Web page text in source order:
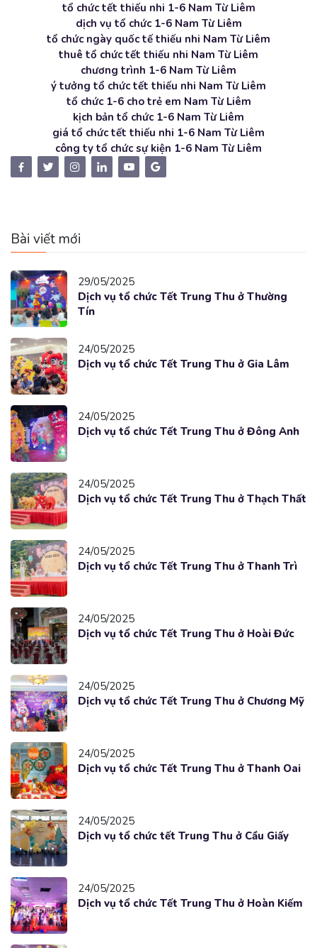
tổ chức tết thiếu nhi 1-6 Nam Từ Liêm
dịch vụ tổ chức 1-6 Nam Từ Liêm
tổ chức ngày quốc tế thiếu nhi Nam Từ Liêm
thuê tổ chức tết thiếu nhi Nam Từ Liêm
chương trình 1-6 Nam Từ Liêm
ý tưởng tổ chức tết thiếu nhi Nam Từ Liêm
tổ chức 1-6 cho trẻ em Nam Từ Liêm
kịch bản tổ chức 1-6 Nam Từ Liêm
giá tổ chức tết thiếu nhi 1-6 Nam Từ Liêm
công ty tổ chức sự kiện 1-6 Nam Từ Liêm
Bài viết mới
29/05/2025
Dịch vụ tổ chức Tết Trung Thu ở Thường
Tín
24/05/2025
Dịch vụ tổ chức Tết Trung Thu ở Gia Lâm
24/05/2025
Dịch vụ tổ chức Tết Trung Thu ở Đông Anh
24/05/2025
Dịch vụ tổ chức Tết Trung Thu ở Thạch Thất
24/05/2025
Dịch vụ tổ chức Tết Trung Thu ở Thanh Trì
24/05/2025
Dịch vụ tổ chức Tết Trung Thu ở Hoài Đức
24/05/2025
Dịch vụ tổ chức Tết Trung Thu ở Chương Mỹ
24/05/2025
Dịch vụ tổ chức Tết Trung Thu ở Thanh Oai
24/05/2025
Dịch vụ tổ chức tết Trung Thu ở Cầu Giấy
24/05/2025
Dịch vụ tổ chức Tết Trung Thu ở Hoàn Kiếm